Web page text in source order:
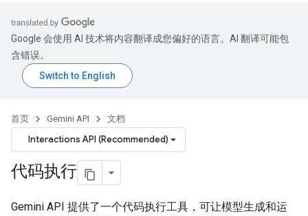
Google 会使用 AI 技术将内容翻译成您偏好的语言。AI 翻译可能包
含错误。
首页 Gemini API 文档
Interactions API (Recommended)
代码执行
Gemini API 提供了一个代码执行工具，可让模型生成和运